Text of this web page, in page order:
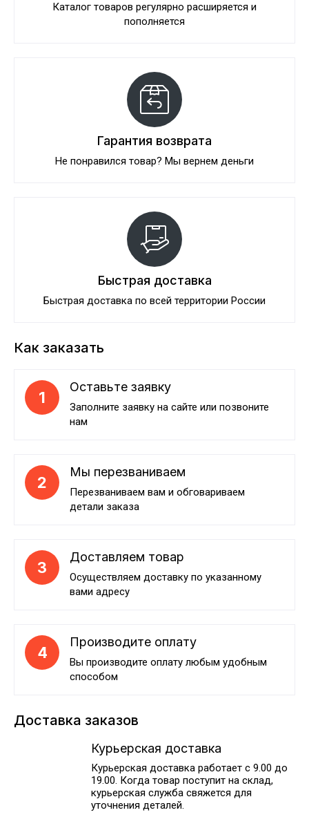
Каталог товаров регулярно расширяется и
пополняется
Гарантия возврата
Не понравился товар? Мы вернем деньги
Быстрая доставка
Быстрая доставка по всей территории России
Как заказать
1
Оставьте заявку
Заполните заявку на сайте или позвоните
нам
2
Мы перезваниваем
Перезваниваем вам и обговариваем
детали заказа
3
Доставляем товар
Осуществляем доставку по указанному
вами адресу
4
Производите оплату
Вы производите оплату любым удобным
способом
Доставка заказов
Курьерская доставка
Курьерская доставка работает с 9.00 до
19.00. Когда товар поступит на склад,
курьерская служба свяжется для
уточнения деталей.